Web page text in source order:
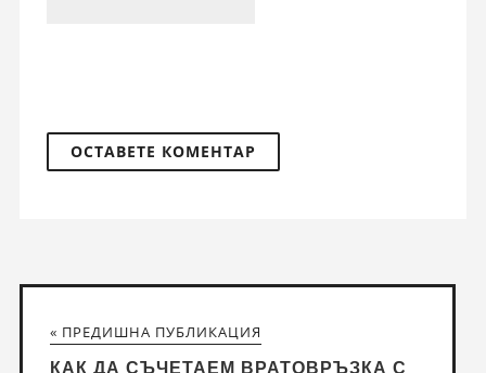
« ПРЕДИШНА ПУБЛИКАЦИЯ
КАК ДА СЪЧЕТАЕМ ВРАТОВРЪЗКА С